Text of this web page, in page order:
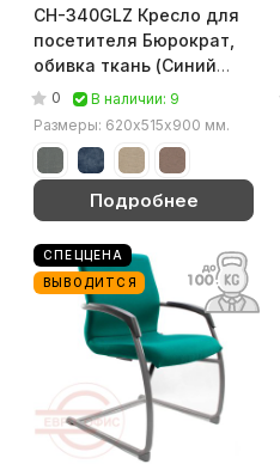
CH-340GLZ Кресло для
посетителя Бюрократ,
обивка ткань (Синий
(Light-27))
0
В наличии: 9
Размеры: 620х515х900 мм.
Подробнее
СПЕЦЦЕНА
ВЫВОДИТСЯ